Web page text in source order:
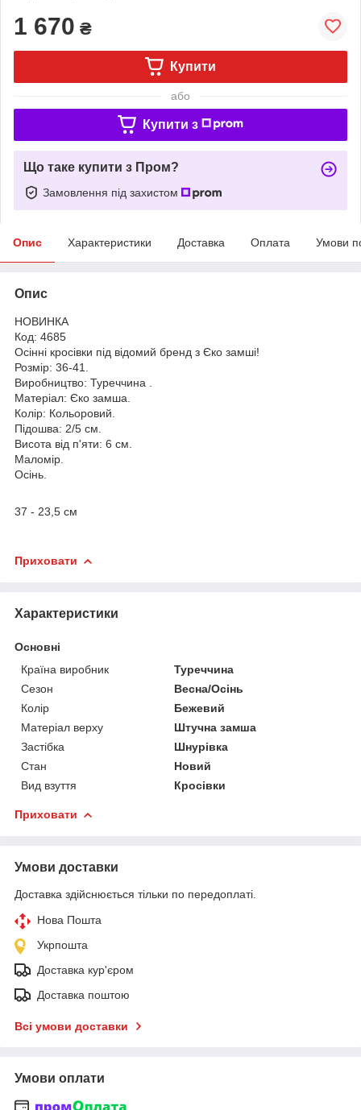
1 670 ₴
Купити
або
Купити з
Що таке купити з Пром?
Замовлення під захистом
Опис Характеристики Доставка Оплата Умови
Опис
НОВИНКА
Код: 4685
Осінні кросівки під відомий бренд з Єко замші!
Розмір: 36-41.
Виробництво: Туреччина .
Матеріал: Єко замша.
Колір: Кольоровий.
Підошва: 2/5 см.
Висота від п'яти: 6 см.
Маломір.
Осінь.
37 - 23,5 см
Приховати
Характеристики
Основні
Країна виробник
Туреччина
Сезон
Весна/Осінь
Колір
Бежевий
Матеріал верху
Штучна замша
Застібка
Шнурівка
Стан
Новий
Вид взуття
Кросівки
Приховати
Умови доставки
Доставка здійснюється тільки по передоплаті.
Нова Пошта
Укрпошта
Доставка кур'єром
Доставка поштою
Всі умови доставки
Умови оплати